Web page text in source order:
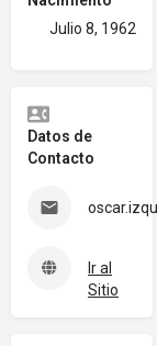
Julio 8, 1962
Datos de
Contacto
Ir al
Sitio